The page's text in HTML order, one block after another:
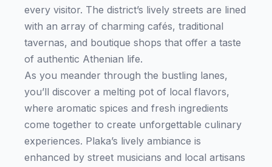
every visitor. The district’s lively streets are lined
with an array of charming cafés, traditional
tavernas, and boutique shops that offer a taste
of authentic Athenian life.
As you meander through the bustling lanes,
you’ll discover a melting pot of local flavors,
where aromatic spices and fresh ingredients
come together to create unforgettable culinary
experiences. Plaka’s lively ambiance is
enhanced by street musicians and local artisans